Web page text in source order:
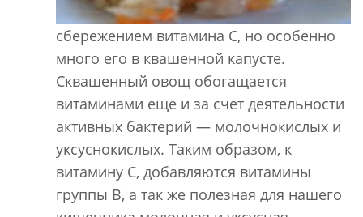
сбережением витамина С, но особенно
много его в квашенной капусте.
Сквашенный овощ обогащается
витаминами еще и за счет деятельности
активных бактерий — молочнокислых и
уксуснокислых. Таким образом, к
витамину С, добавляются витамины
группы В, а так же полезная для нашего